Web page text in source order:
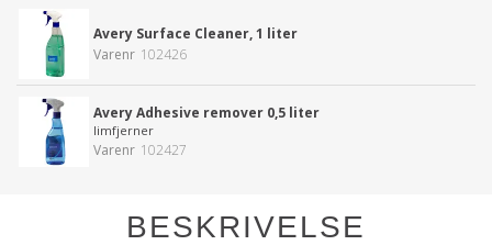
Avery Surface Cleaner, 1 liter
Varenr 102426
Avery Adhesive remover 0,5 liter
limfjerner
Varenr 102427
BESKRIVELSE